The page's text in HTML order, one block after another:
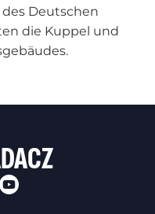
des Deutschen
die Kuppel und